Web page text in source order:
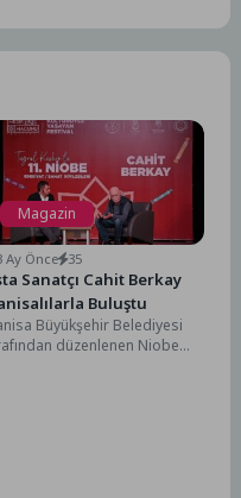
Magazin
Ay Önce 35
Sanatçı Cahit Berkay
Buluştu
Büyükşehir Belediyesi
düzenlenen Niobe